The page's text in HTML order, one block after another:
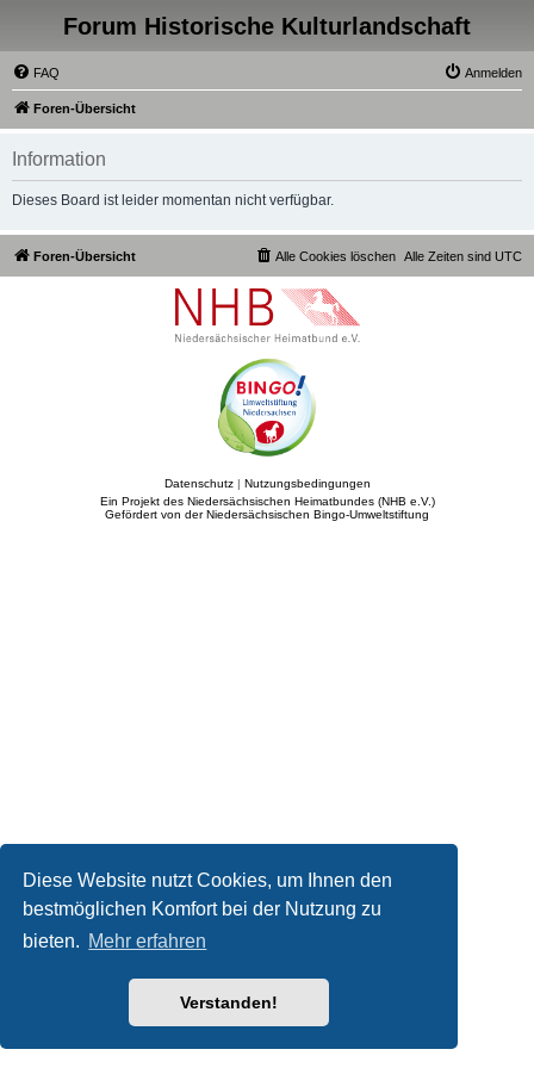
Diese Website nutzt Cookies, um Ihnen den
bestmöglichen Komfort bei der Nutzung zu
bieten. Mehr erfahren
Verstanden!
Forum Historische Kulturlandschaft
FAQ Anmelden
Foren-Übersicht
Information
Dieses Board ist leider momentan nicht verfügbar.
Foren-Übersicht Alle Zeiten sind UTC
Alle Cookies löschen
Datenschutz| Nutzungsbedingungen
Ein Projekt des Niedersächsischen Heimatbundes (NHB e.V.)
Gefördert von der Niedersächsischen Bingo-Umweltstiftung